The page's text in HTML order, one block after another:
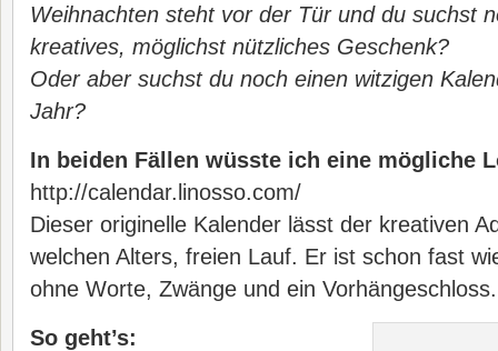
Weihnachten steht vor der Tür und du suchst
kreatives, möglichst nützliches Geschenk?
Oder aber suchst du noch einen witzigen
Jahr?
In beiden Fällen wüsste ich eine mögliche
http://calendar.linosso.com/
Dieser originelle Kalender lässt der kreativen
welchen Alters, freien Lauf. Er ist schon fast
ohne Worte, Zwänge und ein Vorhängeschloss.
So geht’s: